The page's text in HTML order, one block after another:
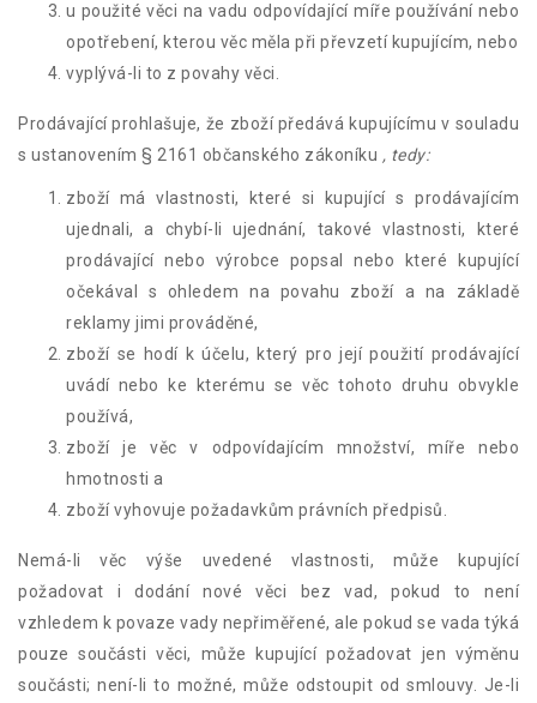
u použité věci na vadu odpovídající míře používání nebo
opotřebení, kterou věc měla při převzetí kupujícím, nebo
vyplývá-li to z povahy věci.
Prodávající prohlašuje, že zboží předává kupujícímu v souladu
s ustanovením § 2161 občanského zákoníku , tedy:
zboží má vlastnosti, které si kupující s prodávajícím
ujednali, a chybí-li ujednání, takové vlastnosti, které
prodávající nebo výrobce popsal nebo které kupující
očekával s ohledem na povahu zboží a na základě
reklamy jimi prováděné,
zboží se hodí k účelu, který pro její použití prodávající
uvádí nebo ke kterému se věc tohoto druhu obvykle
používá,
zboží je věc v odpovídajícím množství, míře nebo
hmotnosti a
zboží vyhovuje požadavkům právních předpisů.
Nemá-li věc výše uvedené vlastnosti, může kupující
požadovat i dodání nové věci bez vad, pokud to není
vzhledem k povaze vady nepřiměřené, ale pokud se vada týká
pouze součásti věci, může kupující požadovat jen výměnu
součásti; není-li to možné, může odstoupit od smlouvy. Je-li